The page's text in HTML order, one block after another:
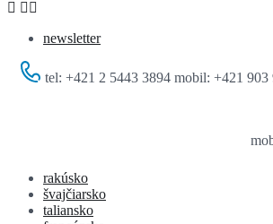
newsletter
tel: +421 2 5443 3894 mobil: +421 903
rakúsko
švajčiarsko
taliansko